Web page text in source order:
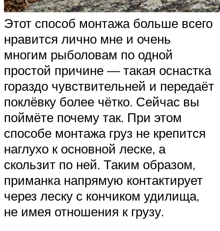
Этот способ монтажа больше всего
нравится лично мне и очень
многим рыболовам по одной
простой причине — такая оснастка
гораздо чувствительней и передаёт
поклёвку более чётко. Сейчас вы
поймёте почему так. При этом
способе монтажа груз не крепится
наглухо к основной леске, а
скользит по ней. Таким образом,
приманка напрямую контактирует
через леску с кончиком удилища,
не имея отношения к грузу.